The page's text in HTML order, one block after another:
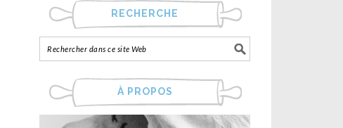
RECHERCHE
À PROPOS